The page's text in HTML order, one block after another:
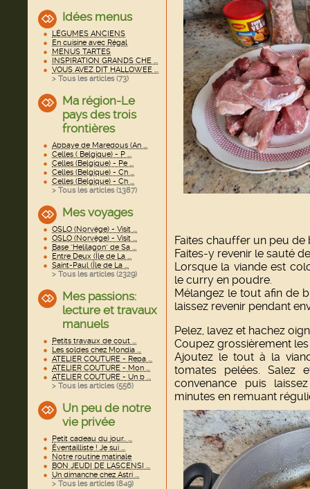
Idées menus
LÉGUMES ANCIENS
En cuisine avec Régal
MENUS TARTES
INSPIRATION GRANDS CHE ...
VOUS AVEZ DIT HALLOWEE ...
> Tous les articles (73)
Ma région-Le
pays des trois
frontières
Abbaye de Maredous (An ...
Celles ( Belgique) - P ...
Celles (Belgique) - Pe ...
Celles (Belgique) - Ch ...
Celles (Belgique) - Ch ...
> Tous les articles (1387)
Mes voyages
OSLO (Norvège) - Visit ...
OSLO (Norvège) - Visit ...
Base "Helilagon" de Sa ...
Entre Deux (Île de La ...
Saint-Paul (Île de La ...
> Tous les articles (2329)
Mes passions:
lecture et travaux
manuels
Petits travaux de cout ...
Les soldes chez Mondia ...
ATELIER COUTURE - Repa ...
ATELIER COUTURE - Mon ...
ATELIER COUTURE - Un b ...
> Tous les articles (556)
Un peu de notre
vie privée
Petit cadeau du jour.. ...
Éventailliste ! Je sui ...
Notre routine matinale
BON JEUDI DE L'ASCENSI ...
Un dimanche chez Astri ...
> Tous les articles (849)
Faites chauffer un peu
Faites-y revenir le sauté
Lorsque la viande est
le curry en poudre.
Mélangez le tout afin de
laissez revenir pendant
Pelez, lavez et hachez
Coupez grossièrement
Ajoutez le tout à la
tomates pelées. Salez
convenance puis
minutes en remuant